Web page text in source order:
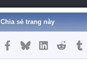
Chia sẻ trang này
Facebook
BlueskyLinkedInReddit